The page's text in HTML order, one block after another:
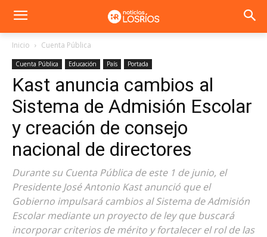
Inicio Cuenta Pública
Cuenta Pública Educación País Portada
Kast anuncia cambios al
Sistema de Admisión Escolar
y creación de consejo
nacional de directores
Durante su Cuenta Pública de este 1 de junio, el
Presidente José Antonio Kast anunció que el
Gobierno impulsará cambios al Sistema de Admisión
Escolar mediante un proyecto de ley que buscará
incorporar criterios de mérito y fortalecer el rol de las